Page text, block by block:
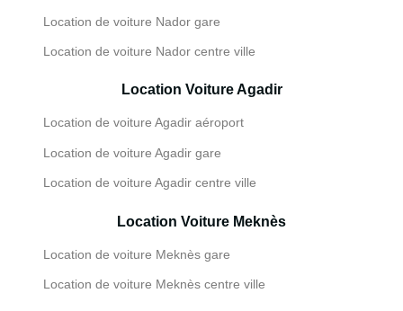
Location de voiture Nador gare
Location de voiture Nador centre ville
Location Voiture Agadir
Location de voiture Agadir aéroport
Location de voiture Agadir gare
Location de voiture Agadir centre ville
Location Voiture Meknès
Location de voiture Meknès gare
Location de voiture Meknès centre ville